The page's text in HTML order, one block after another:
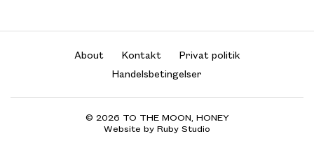
About Kontakt
Privat politik
Handelsbetingelser
© 2026 TO THE MOON, HONEY
Website by Ruby Studio